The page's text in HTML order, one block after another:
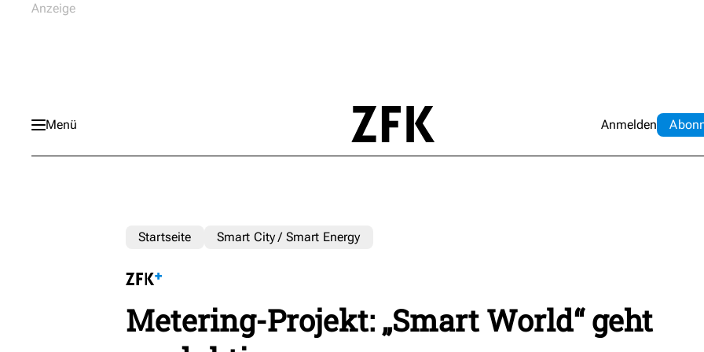
Menü Anmelden Abo
Startseite Smart City / Smart Energy
Metering-Projekt: „Smart World“ geht